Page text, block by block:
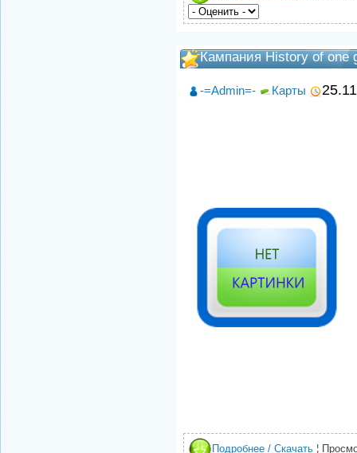
Кампания History of one
-=Admin=- Карты
Подробнее / Скачать ¦